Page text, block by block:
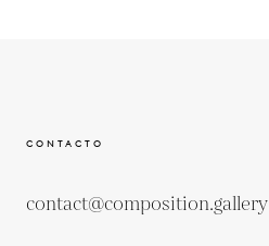
CONTACTO
contact@composition.gallery